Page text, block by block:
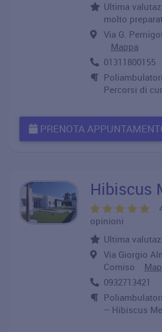
Ultima
molto
Via G.
Mappa
01311800155
Percorsi di
PRENOTA
Hibiscus
opinioni
Ultima
Via Giorgio
Comiso
0932713421
– Hibiscus